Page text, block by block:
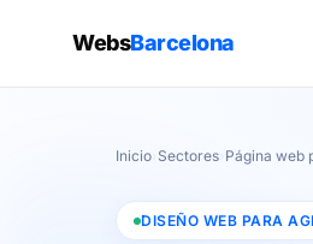
WebsBarcelona
Inicio Sectores Página web
DISEÑO WEB PARA